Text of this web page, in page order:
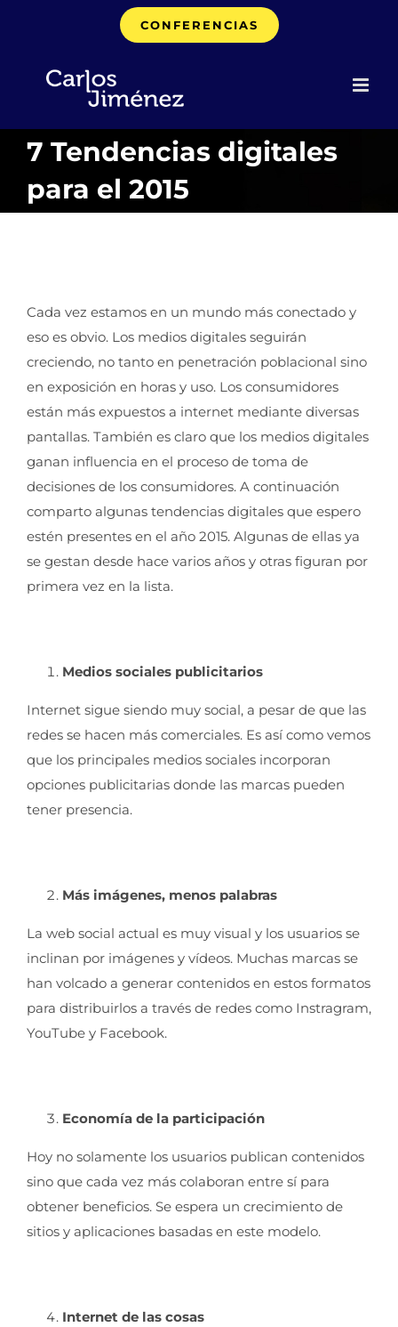
CONFERENCIAS
7 Tendencias digitales
para el 2015
Cada vez estamos en un mundo más conectado y
eso es obvio. Los medios digitales seguirán
creciendo, no tanto en penetración poblacional sino
en exposición en horas y uso. Los consumidores
están más expuestos a internet mediante diversas
pantallas. También es claro que los medios digitales
ganan influencia en el proceso de toma de
decisiones de los consumidores. A continuación
comparto algunas tendencias digitales que espero
estén presentes en el año 2015. Algunas de ellas ya
se gestan desde hace varios años y otras figuran por
primera vez en la lista.
Medios sociales publicitarios
Internet sigue siendo muy social, a pesar de que las
redes se hacen más comerciales. Es así como vemos
que los principales medios sociales incorporan
opciones publicitarias donde las marcas pueden
tener presencia.
Más imágenes, menos palabras
La web social actual es muy visual y los usuarios se
inclinan por imágenes y vídeos. Muchas marcas se
han volcado a generar contenidos en estos formatos
para distribuirlos a través de redes como Instragram,
YouTube y Facebook.
Economía de la participación
Hoy no solamente los usuarios publican contenidos
sino que cada vez más colaboran entre sí para
obtener beneficios. Se espera un crecimiento de
sitios y aplicaciones basadas en este modelo.
Internet de las cosas